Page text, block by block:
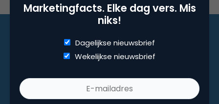
Marketingfacts. Elke dag vers. Mis
niks!
Dagelijkse nieuwsbrief
Wekelijkse nieuwsbrief
Marketingfacts. Elke dag vers. Mis niks!